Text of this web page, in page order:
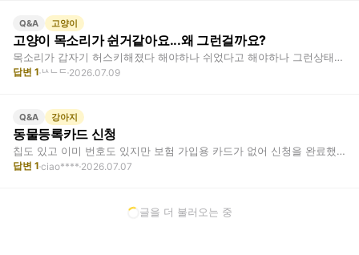
Q&A 고양이
고양이 목소리가 쉰거같아요...왜 그런걸까요?
목소리가 갑자기 허스키해졌다 해야하나 쉬었다고 해야하나 그런상태인데요.... 의심가는…
답변 1 ᄂᄉᄂᄃ 2026.07.09
Q&A 강아지
동물등록카드 신청
칩도 있고 이미 번호도 있지만 보험 가입용 카드가 없어 신청을 완료했는데 번호란 이 …
답변 1 ciao**** 2026.07.07